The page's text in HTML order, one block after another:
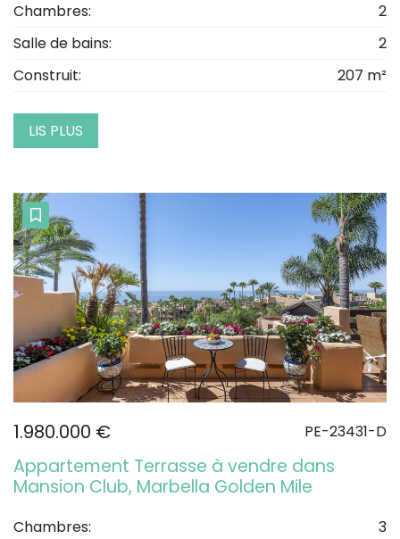
Chambres:
2
Salle de bains:
2
Construit:
207 m²
LIS PLUS
1.980.000 € PE-23431-D
Appartement Terrasse à vendre dans
Mansion Club, Marbella Golden Mile
Chambres:
3